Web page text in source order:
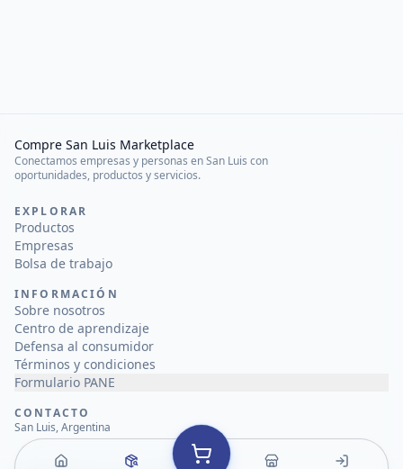
Compre San Luis Marketplace
Conectamos empresas y personas en San Luis con
oportunidades, productos y servicios.
EXPLORAR
Productos
Empresas
Bolsa de trabajo
INFORMACIÓN
Sobre nosotros
Centro de aprendizaje
Defensa al consumidor
Términos y condiciones
Formulario PANE
CONTACTO
San Luis, Argentina